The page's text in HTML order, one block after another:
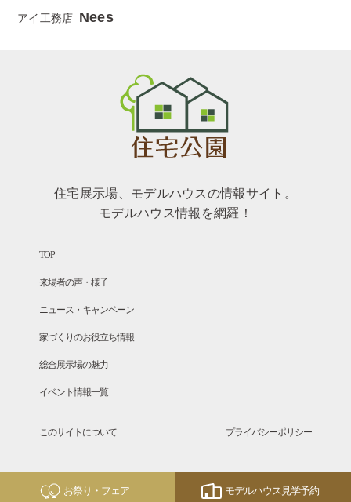
アイ工務店 Nees
住宅展示場、モデルハウスの情報サイト。
モデルハウス情報を網羅！
TOP
来場者の声・様子
ニュース・キャンペーン
家づくりのお役立ち情報
総合展示場の魅力
イベント情報一覧
このサイトについて プライバシーポリシー
Copyright © SANFUJI All Rights Reserved.
お祭り・フェア モデルハウス見学予約